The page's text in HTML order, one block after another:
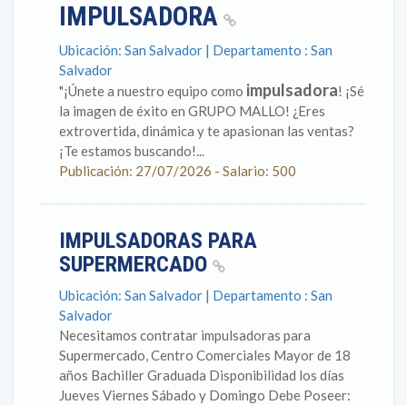
IMPULSADORA
Ubicación: San Salvador | Departamento : San
Salvador
"¡Únete a nuestro equipo como impulsadora! ¡Sé
la imagen de éxito en GRUPO MALLO! ¿Eres
extrovertida, dinámica y te apasionan las ventas?
¡Te estamos buscando!...
Publicación: 27/07/2026 - Salario: 500
IMPULSADORAS PARA
SUPERMERCADO
Ubicación: San Salvador | Departamento : San
Salvador
Necesitamos contratar impulsadoras para
Supermercado, Centro Comerciales Mayor de 18
años Bachiller Graduada Disponibilidad los días
Jueves Viernes Sábado y Domingo Debe Poseer: